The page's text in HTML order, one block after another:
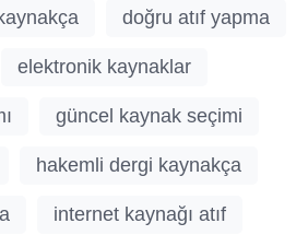
doğru atıf yapma
elektronik kaynaklar
güncel kaynak seçimi
hakemli dergi kaynakça
internet kaynağı atıf